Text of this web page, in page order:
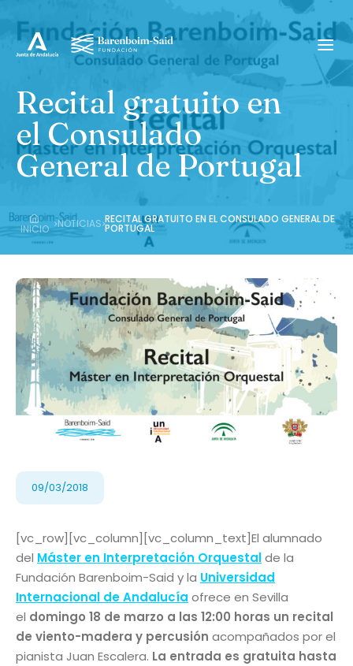
Recital gratuito en
el Consulado
General de Portugal
INICIO ›NOTICIAS›RECITAL GRATUITO EN EL CONSULADO GENERAL DE
PORTUGAL
09/03/2018
[vc_row][vc_column][vc_column_text]El alumnado
del Máster en Interpretación Orquestalde la
Fundación Barenboim-Said y la Universidad
Internacional de Andalucía ofrece en Sevilla
el domingo 18 de marzo a las 12:00 horas un recital
de viento-madera y percusión acompañados por el
pianista Juan Escalera. La entrada es gratuita hasta